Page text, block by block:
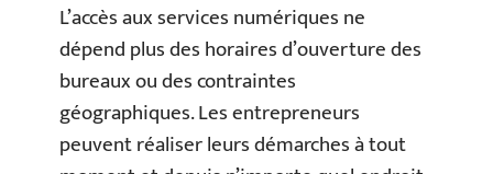
L’accès aux services numériques ne
dépend plus des horaires d’ouverture des
bureaux ou des contraintes
géographiques. Les entrepreneurs
peuvent réaliser leurs démarches à tout